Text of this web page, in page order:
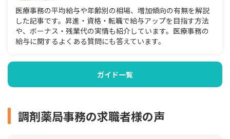
医療事務の平均給与や年齢別の相場、増加傾向の有無を解説
した記事です。昇進・資格・転職で給与アップを目指す方法
や、ボーナス・残業代の実情も紹介しています。医療事務の
給与に関するよくある質問にも答えています。
ガイド一覧
調剤薬局事務の求職者様の声